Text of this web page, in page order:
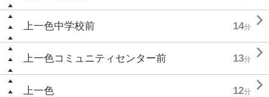
上一色中学校前 14分 
上一色コミュニティセンター前 13分 
上一色 12分 